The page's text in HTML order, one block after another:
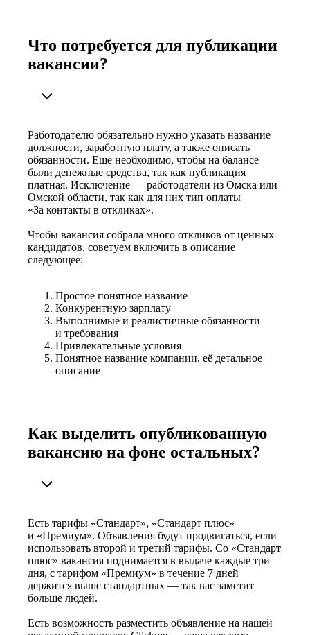
Что потребуется для публикации
вакансии?
Работодателю обязательно нужно указать название
должности, заработную плату, а также описать
обязанности. Ещё необходимо, чтобы на балансе
были денежные средства, так как публикация
платная. Исключение — работодатели из Омска или
Омской области, так как для них тип оплаты
«За контакты в откликах».
Чтобы вакансия собрала много откликов от ценных
кандидатов, советуем включить в описание
следующее:
Простое понятное название
Конкурентную зарплату
Выполнимые и реалистичные обязанности
и требования
Привлекательные условия
Понятное название компании, её детальное
описание
Как выделить опубликованную
вакансию на фоне остальных?
Есть тарифы «Стандарт», «Стандарт плюс»
и «Премиум». Объявления будут продвигаться, если
использовать второй и третий тарифы. Со «Стандарт
плюс» вакансия поднимается в выдаче каждые три
дня, с тарифом «Премиум» в течение 7 дней
держится выше стандартных — так вас заметит
больше людей.
Есть возможность разместить объявление на нашей